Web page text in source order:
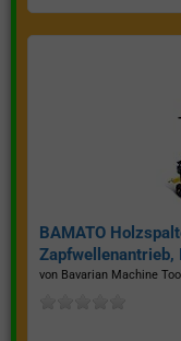
BAMATO
Zapfwellenantrieb,
Spaltkraft 22
von Bavarian Machine